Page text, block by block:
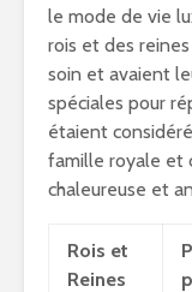
le mode de vie
rois et des
soin et avaient
spéciales pour
étaient
famille royale et
chaleureuse et
Rois et
Reines